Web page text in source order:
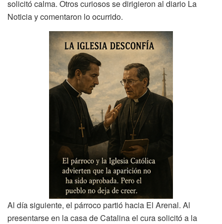
solicitó calma. Otros curiosos se dirigieron al diario La
Noticia y comentaron lo ocurrido.
Al día siguiente, el párroco partió hacia El Arenal. Al
presentarse en la casa de Catalina el cura solicitó a la